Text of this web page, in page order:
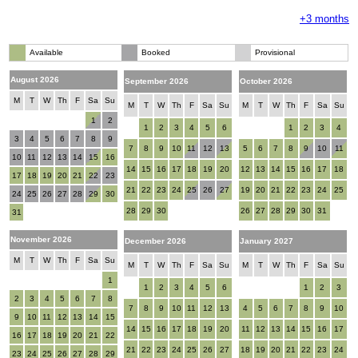
+3 months
Available Booked Provisional
August 2026
M T W Th F Sa Su
1 2
3 4 5 6 7 8 9
10 11 12 13 14 15 16
17 18 19 20 21 22 23
24 25 26 27 28 29 30
31
September 2026
M T W Th F Sa Su
1 2 3 4 5 6
7 8 9 10 11 12 13
14 15 16 17 18 19 20
21 22 23 24 25 26 27
28 29 30
October 2026
M T W Th F Sa Su
1 2 3 4
5 6 7 8 9 10 11
12 13 14 15 16 17 18
19 20 21 22 23 24 25
26 27 28 29 30 31
November 2026
M T W Th F Sa Su
1
2 3 4 5 6 7 8
9 10 11 12 13 14 15
16 17 18 19 20 21 22
23 24 25 26 27 28 29
December 2026
M T W Th F Sa Su
1 2 3 4 5 6
7 8 9 10 11 12 13
14 15 16 17 18 19 20
21 22 23 24 25 26 27
January 2027
M T W Th F Sa Su
1 2 3
4 5 6 7 8 9 10
11 12 13 14 15 16 17
18 19 20 21 22 23 24